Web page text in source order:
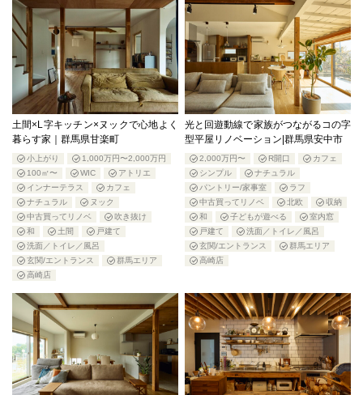
土間×L字キッチン×ヌックで心地よく
暮らす家｜群馬県甘楽町
小上がり
1,000万円〜2,000万円
100㎡〜
WIC
アトリエ
インナーテラス
カフェ
ナチュラル
ヌック
中古買ってリノベ
吹き抜け
和
土間
戸建て
洗面／トイレ／風呂
玄関/エントランス
群馬エリア
高崎店
光と回遊動線で家族がつながるコの字
型平屋リノベーション|群馬県安中市
2,000万円〜 R開口
カフェ
シンプル
ナチュラル
パントリー/家事室
ラフ
中古買ってリノベ
北欧
収納
和
子どもが遊べる
室内窓
戸建て
洗面／トイレ／風呂
玄関/エントランス
群馬エリア
高崎店